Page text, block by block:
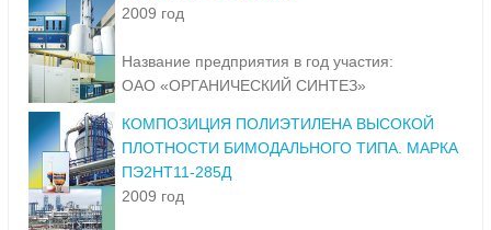
2009 год
Название предприятия в год участия:
ОАО «ОРГАНИЧЕСКИЙ СИНТЕЗ»
КОМПОЗИЦИЯ ПОЛИЭТИЛЕНА ВЫСОКОЙ
ПЛОТНОСТИ БИМОДАЛЬНОГО ТИПА. МАРКА
ПЭ2НТ11-285Д
2009 год